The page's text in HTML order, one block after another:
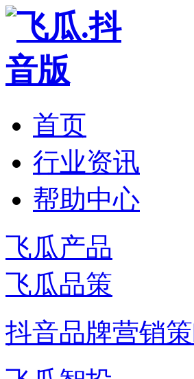
首页
行业资讯
帮助中心
飞瓜产品
飞瓜品策
抖音品牌营销